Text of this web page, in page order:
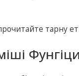
тарну